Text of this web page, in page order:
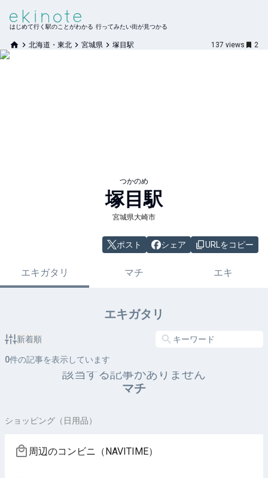
はじめて行く駅のことがわかる 行ってみたい街が見つかる
北海道・東北 宮城県 塚目駅 137 views 2
つかのめ
塚目駅
宮城県大崎市
ポスト シェア URLをコピー
エキガタリ マチ エキ
エキガタリ
新着順
0件の記事を表示しています
該当する記事がありません
マチ
ショッピング（日用品）
周辺のコンビニ（NAVITIME）